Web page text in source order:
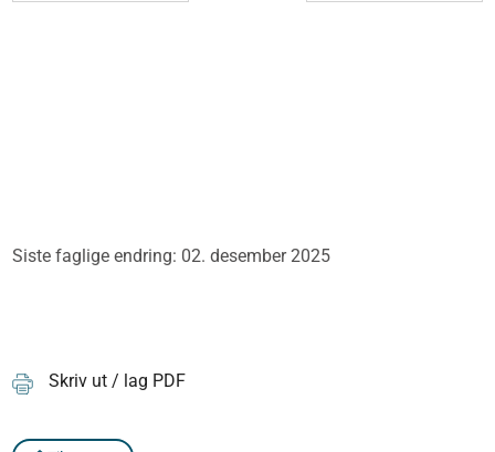
Siste faglige endring: 02. desember 2025
Skriv ut / lag PDF